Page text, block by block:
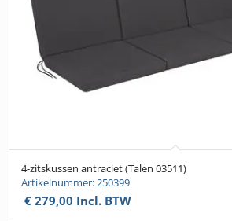
4-zitskussen antraciet (Talen 03511)
Artikelnummer: 250399
€ 279,00 Incl. BTW